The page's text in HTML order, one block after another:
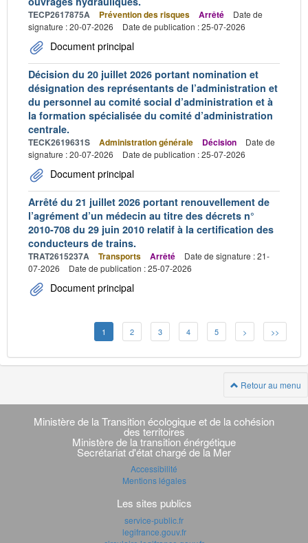
TECP2617875A Prévention des risques Arrêté
Date de
signature : 20-07-2026
Date de publication : 25-07-2026
Document principal
Décision du 20 juillet 2026 portant nomination et
désignation des représentants de l’administration et
du personnel au comité social d’administration et à
la formation spécialisée du comité d’administration
centrale.
TECK2619631S Administration générale Décision
Date de
signature : 20-07-2026
Date de publication : 25-07-2026
Document principal
Arrêté du 21 juillet 2026 portant renouvellement de
l’agrément d’un médecin au titre des décrets n°
2010-708 du 29 juin 2010 relatif à la certification des
conducteurs de trains.
TRAT2615237A Transports Arrêté
Date de signature : 21-
07-2026
Date de publication : 25-07-2026
Document principal
1 2 3 4 5 > >>
Retour au menu
Navigation
transverse
Ministère de la Transition écologique et de la cohésion
des territoires
Ministère de la transition énérgétique
Secrétariat d'état chargé de la Mer
Accessibilité
Mentions légales
Les sites publics
service-public.fr
legifrance.gouv.fr